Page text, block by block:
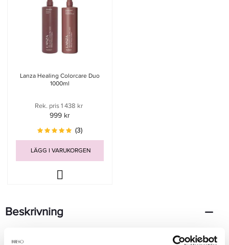
Lanza Healing Colorcare Duo
1000ml
Rek. pris 1 438 kr
999 kr
(3)
LÄGG I VARUKORGEN
Beskrivning
Lanza Healing Colorcare Shampoo 1000ml är ett professionellt